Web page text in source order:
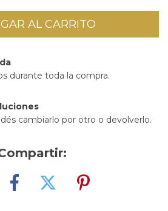
durante toda la compra.
cambiarlo por otro o devolverlo.